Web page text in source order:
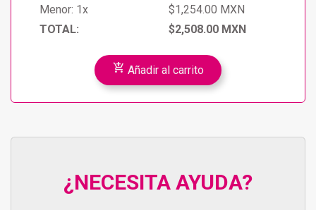
Menor: 1x
TOTAL:
$1,254.00 MXN
$2,508.00 MXN
add_shopping_cart Añadir al carrito
¿NECESITA AYUDA?